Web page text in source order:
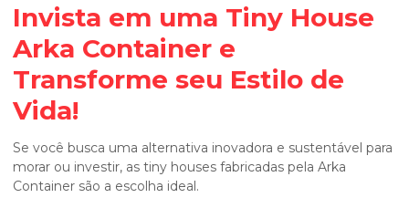
Invista em uma Tiny House
Arka Container e
Transforme seu Estilo de
Vida!
Se você busca uma alternativa inovadora e sustentável para
morar ou investir, as tiny houses fabricadas pela Arka
Container são a escolha ideal.